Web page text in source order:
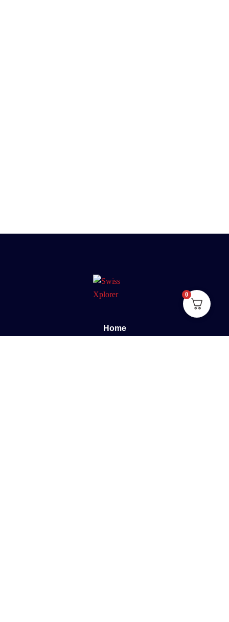
Home
0